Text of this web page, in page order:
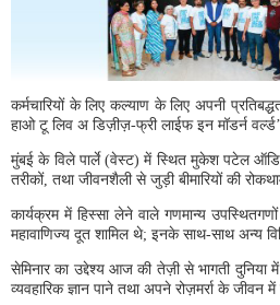
कर्मचारियों के लिए कल्याण के लिए अपनी
हाओ टू लिव अ डिज़ीज़-फ्री लाईफ इन मॉडर्न
मुंबई के विले पार्ले (वेस्ट) में स्थित मुकेश पटेल
तरीकों, तथा जीवनशैली से जुड़ी बीमारियों की
कार्यक्रम में हिस्सा लेने वाले गणमान्य
महावाणिज्य दूत शामिल थे; इनके साथ-साथ अन्य
सेमिनार का उद्देश्य आज की तेज़ी से भागती
व्यवहारिक ज्ञान पाने तथा अपने रोज़मर्रा के